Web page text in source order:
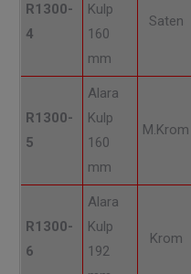
R1300-
4
Kulp
160
mm
Saten
R1300-
5
Alara
Kulp
160
mm
M.Krom
R1300-
6
Alara
Kulp
192
Krom